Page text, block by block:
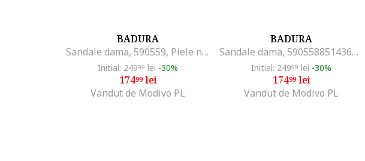
BADURA
Sandale dama, 590559, Piele naturala, Argintiu,
Initial: 24999 lei -30%
17499lei
Vandut de Modivo PL
BADURA
Sandale dama, 590558851436735, Piele naturala, Argintiu
Initial: 24999 lei -30%
17499lei
Vandut de Modivo PL